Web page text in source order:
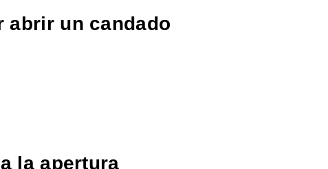
abrir un candado
la apertura